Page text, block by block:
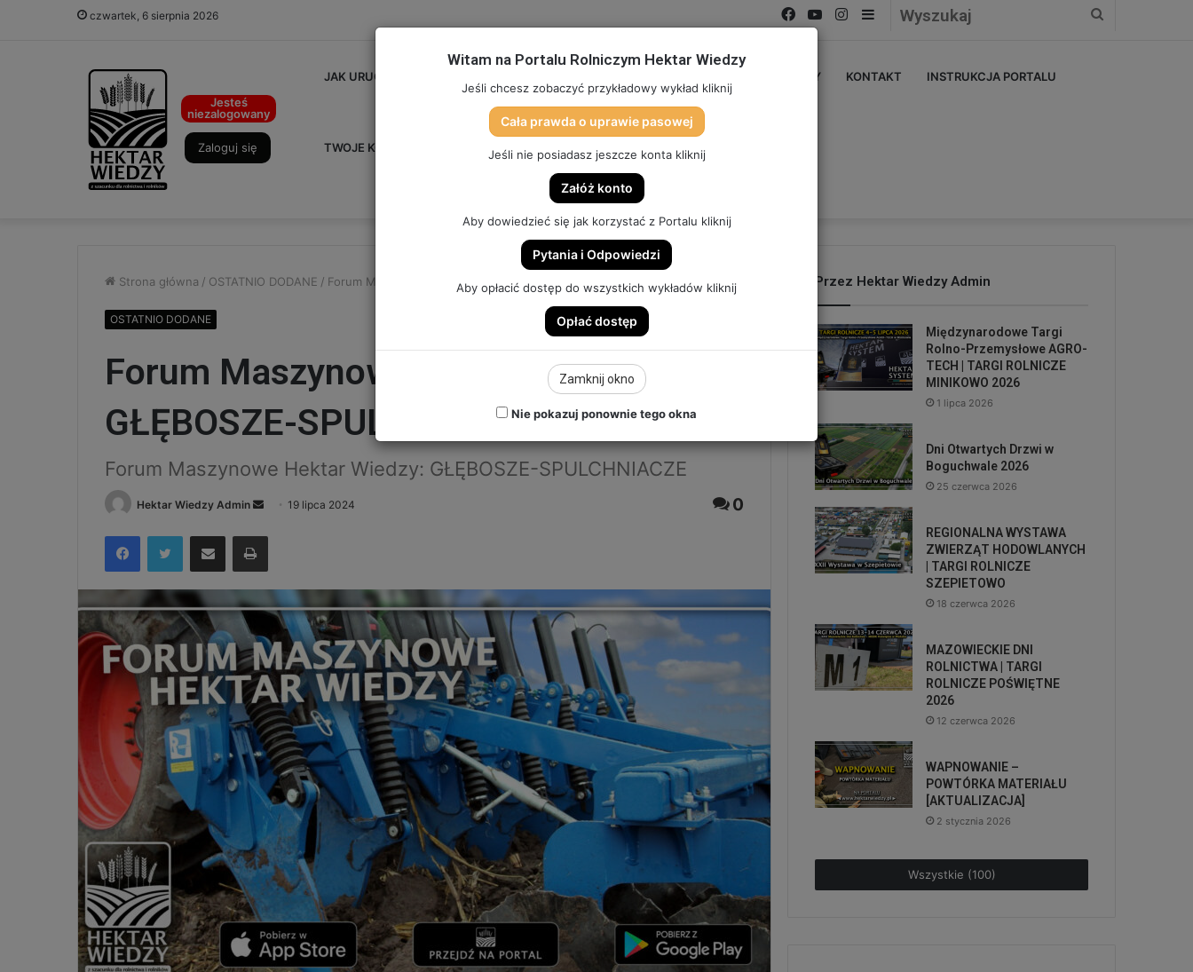
czwartek, 6 sierpnia 2026 Sidebar
Instagram
YouTube
Facebook
Jesteś
niezalogowany
Zaloguj się
JAK URUCHOMIĆ PORTAL PARTNERZY KONTAKT INSTRUKCJA PORTALU
TWOJE KONTO SKLEP (DOSTĘP, GADŻETY, SZKOLENIA) HEKTAR SYSTEM
Strona główna / OSTATNIO DODANE / Forum Maszynowe Hektar Wiedzy: GŁĘBOSZE-SPULCHNIACZE
OSTATNIO DODANE
Forum Maszynowe Hektar Wiedzy:
GŁĘBOSZE-SPULCHNIACZE
Forum Maszynowe Hektar Wiedzy: GŁĘBOSZE-SPULCHNIACZE
Hektar Wiedzy Admin
Send 19 lipca 2024 0
FacebookTwitter Udostępnij via e-mail Drukuj
Przez Hektar Wiedzy Admin
Międzynarodowe Targi
Rolno-Przemysłowe AGRO-
TECH | TARGI ROLNICZE
MINIKOWO 2026
1 lipca 2026
Dni Otwartych Drzwi w
Boguchwale 2026
25 czerwca 2026
REGIONALNA WYSTAWA
ZWIERZĄT HODOWLANYCH
| TARGI ROLNICZE
SZEPIETOWO
18 czerwca 2026
MAZOWIECKIE DNI
ROLNICTWA | TARGI
ROLNICZE POŚWIĘTNE
2026
12 czerwca 2026
WAPNOWANIE –
POWTÓRKA MATERIAŁU
[AKTUALIZACJA]
2 stycznia 2026
Wszystkie (100)
Witam na Portalu Rolniczym Hektar Wiedzy
Jeśli chcesz zobaczyć przykładowy wykład kliknij
Cała prawda o uprawie pasowej
Jeśli nie posiadasz jeszcze konta kliknij
Załóż konto
Aby dowiedzieć się jak korzystać z Portalu kliknij
Pytania i Odpowiedzi
Aby opłacić dostęp do wszystkich wykładów kliknij
Opłać dostęp
Zamknij okno
Nie pokazuj ponownie tego okna